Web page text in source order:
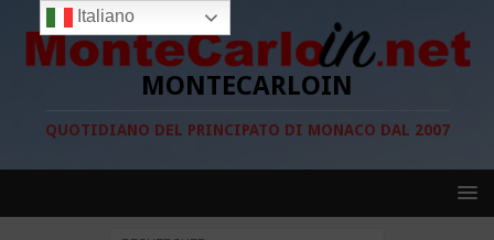
MONTECARLOIN
QUOTIDIANO DEL PRINCIPATO DI MONACO DAL 2007
Italiano